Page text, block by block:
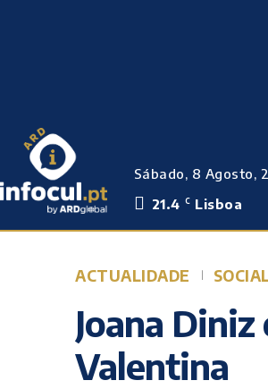
Sábado, 8 Agosto,
21.4 C Lisboa
ACTUALIDADE
Joana
Valentina